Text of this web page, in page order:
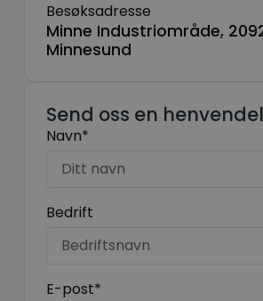
Besøksadresse
Minne Industriområde,
Minnesund
Send oss en
Navn*
Bedrift
E-post*